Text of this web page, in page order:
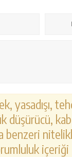
yasadışı,
düşürücü,
benzeri